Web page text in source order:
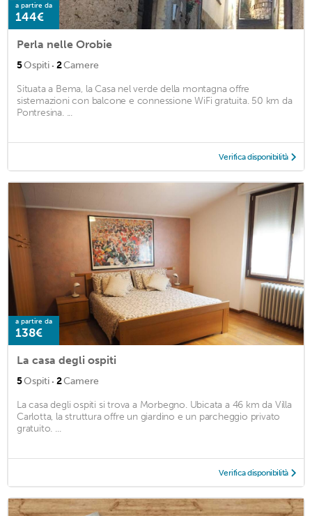
a partire da
144€
Perla nelle Orobie
5Ospiti · 2Camere
Situata a Bema, la Casa nel verde della montagna offre
sistemazioni con balcone e connessione WiFi gratuita. 50 km da
Pontresina. ...
Verifica disponibilità
a partire da
138€
La casa degli ospiti
5Ospiti · 2Camere
La casa degli ospiti si trova a Morbegno. Ubicata a 46 km da Villa
Carlotta, la struttura offre un giardino e un parcheggio privato
gratuito. ...
Verifica disponibilità